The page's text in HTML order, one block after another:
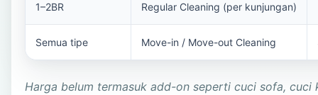
1–2BR Regular Cleaning (per kunjungan)
Semua tipe Move-in / Move-out Cleaning
Harga belum termasuk add-on seperti cuci sofa, cuci